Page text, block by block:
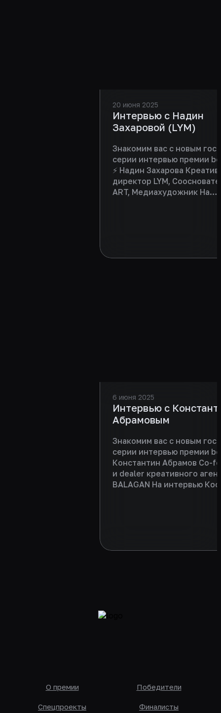
20 июня 2025
Интервью с Надин
Захаровой (LYM)
Знакомим вас с новым
серии интервью премии
⚡ Надин Захарова
директор LYM,
ART, Медиахудожник На
на что нужно
6 июня 2025
Интервью с
Абрамовым
Знакомим вас с новым
серии интервью премии
Константин Абрамов Co-
и dealer креативного
BALAGAN На интервью
открытых защитах, про
О премии
Спецпроекты
Победители
Финалисты